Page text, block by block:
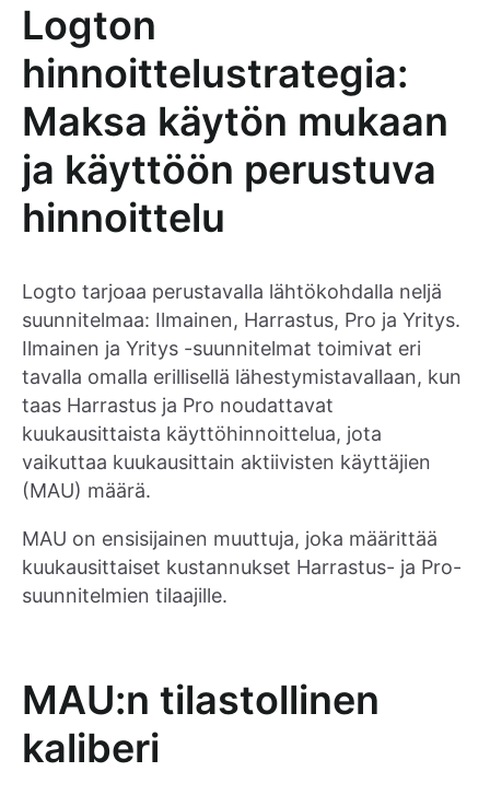
Logton
hinnoittelustrategia:
Maksa käytön mukaan
ja käyttöön perustuva
hinnoittelu
Logto tarjoaa perustavalla lähtökohdalla neljä
suunnitelmaa: Ilmainen, Harrastus, Pro ja Yritys.
Ilmainen ja Yritys -suunnitelmat toimivat eri
tavalla omalla erillisellä lähestymistavallaan, kun
taas Harrastus ja Pro noudattavat
kuukausittaista käyttöhinnoittelua, jota
vaikuttaa kuukausittain aktiivisten käyttäjien
(MAU) määrä.
MAU on ensisijainen muuttuja, joka määrittää
kuukausittaiset kustannukset Harrastus- ja Pro-
suunnitelmien tilaajille.
MAU:n tilastollinen
kaliberi